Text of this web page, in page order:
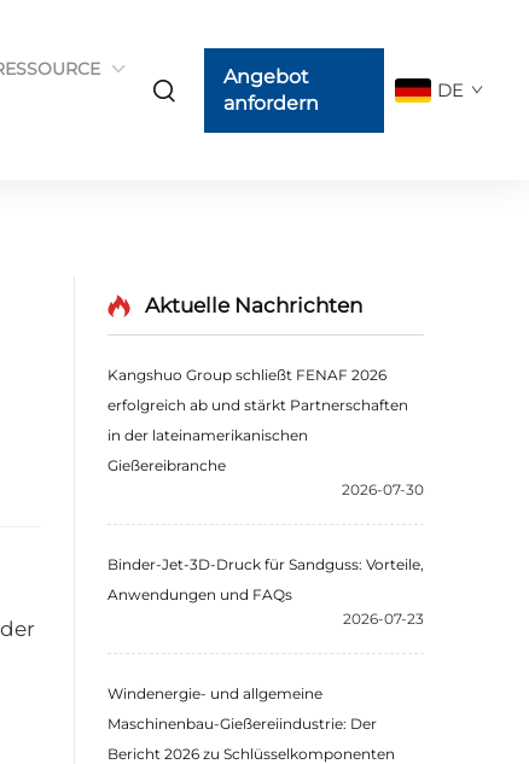
Angebot
anfordern
DE
Aktuelle Nachrichten
Kangshuo Group schließt FENAF 2026
erfolgreich ab und stärkt Partnerschaften
in der lateinamerikanischen
Gießereibranche
2026-07-30
Binder-Jet-3D-Druck für Sandguss: Vorteile,
Anwendungen und FAQs
2026-07-23
Windenergie- und allgemeine
Maschinenbau-Gießereiindustrie: Der
Bericht 2026 zu Schlüsselkomponenten